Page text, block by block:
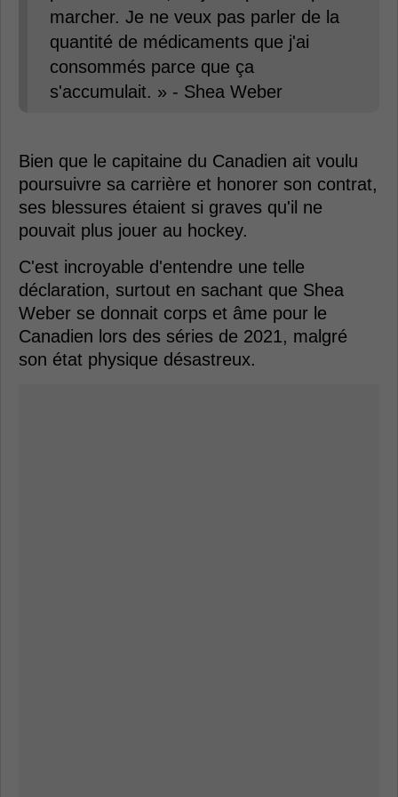
marcher. Je ne veux pas parler de la
quantité de médicaments que j'ai
consommés parce que ça
s'accumulait. » - Shea Weber
Bien que le capitaine du Canadien ait voulu
poursuivre sa carrière et honorer son contrat,
ses blessures étaient si graves qu'il ne
pouvait plus jouer au hockey.
C'est incroyable d'entendre une telle
déclaration, surtout en sachant que Shea
Weber se donnait corps et âme pour le
Canadien lors des séries de 2021, malgré
son état physique désastreux.